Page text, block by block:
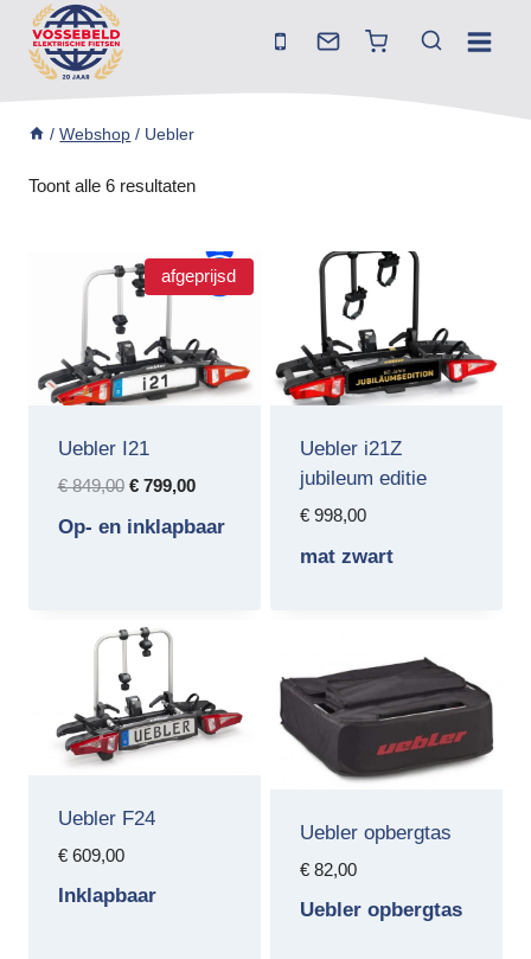
Doorgaan
naar
inhoud
/ Webshop / Uebler
Toont alle 6 resultaten
afgeprijsd
Uebler I21
€849,00 Oorspronkelijke
was:
€799,00Huidige
is:
Op- en inklapbaar
Uebler i21Z
jubileum editie
€998,00
mat zwart
Uebler F24
€609,00
Inklapbaar
Uebler opbergtas
€82,00
Uebler opbergtas